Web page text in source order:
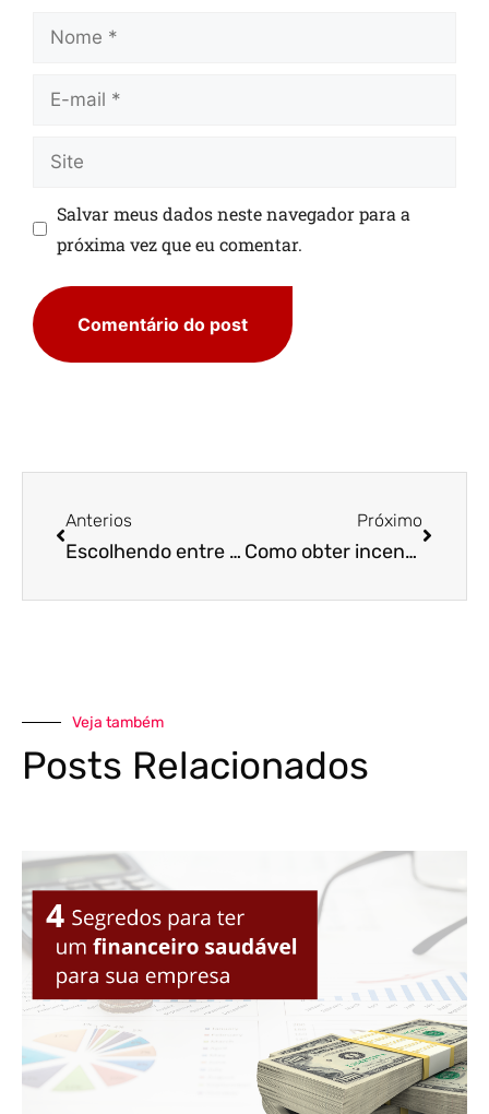
Salvar meus dados neste navegador para a
próxima vez que eu comentar.
Anterios
Escolhendo entre o Simples Nacional, Lucro Presumido ou Lucro Real
Próximo
Como obter incentivos fiscais para minha empresa?
Veja também
Posts Relacionados